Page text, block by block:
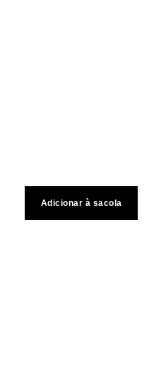
Adicionar à sacola